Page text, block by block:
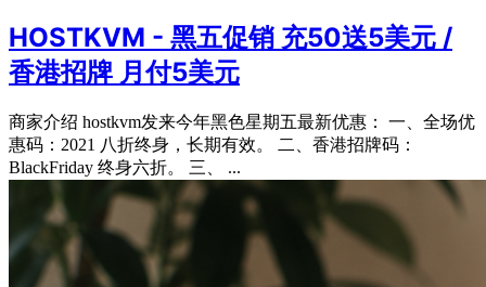
HOSTKVM - 黑五促销 充50送5美元 /
香港招牌 月付5美元
商家介绍 hostkvm发来今年黑色星期五最新优惠： 一、全场优
惠码：2021 八折终身，长期有效。 二、香港招牌码：
BlackFriday 终身六折。 三、 ...